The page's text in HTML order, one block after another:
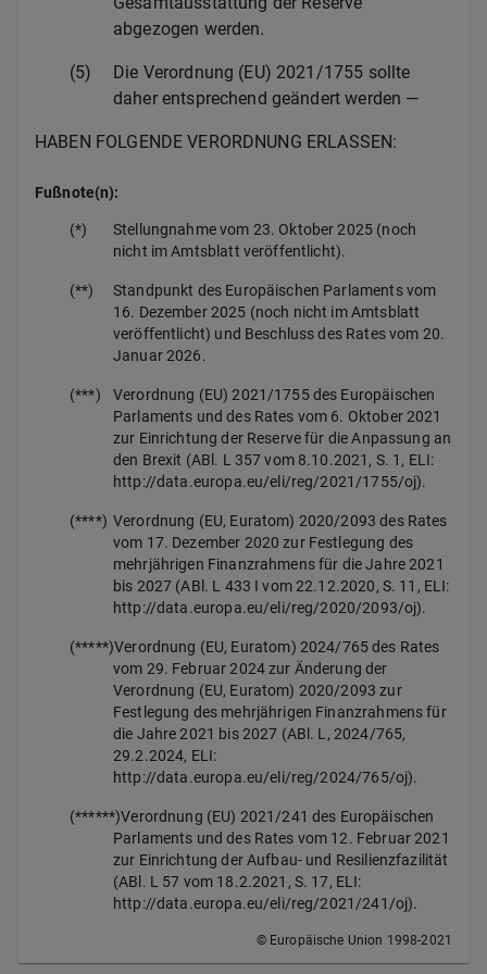
abgezogen werden.
(5)
Die Verordnung (EU) 2021/1755 sollte
daher entsprechend geändert werden —
HABEN FOLGENDE VERORDNUNG ERLASSEN:
Fußnote(n):
(*)
Stellungnahme vom 23. Oktober 2025 (noch
nicht im Amtsblatt veröffentlicht).
(**)
Standpunkt des Europäischen Parlaments vom
16. Dezember 2025 (noch nicht im Amtsblatt
veröffentlicht) und Beschluss des Rates vom 20.
Januar 2026.
(***)
Verordnung (EU) 2021/1755 des Europäischen
Parlaments und des Rates vom 6. Oktober 2021
zur Einrichtung der Reserve für die Anpassung an
den Brexit (ABl. L 357 vom 8.10.2021, S. 1, ELI:
http://data.europa.eu/eli/reg/2021/1755/oj).
(****) Verordnung (EU, Euratom) 2020/2093 des Rates
vom 17. Dezember 2020 zur Festlegung des
mehrjährigen Finanzrahmens für die Jahre 2021
bis 2027 (ABl. L 433 I vom 22.12.2020, S. 11, ELI:
http://data.europa.eu/eli/reg/2020/2093/oj).
(*****)Verordnung (EU, Euratom) 2024/765 des Rates
vom 29. Februar 2024 zur Änderung der
Verordnung (EU, Euratom) 2020/2093 zur
Festlegung des mehrjährigen Finanzrahmens für
die Jahre 2021 bis 2027 (ABl. L, 2024/765,
29.2.2024, ELI:
http://data.europa.eu/eli/reg/2024/765/oj).
(******)Verordnung (EU) 2021/241 des Europäischen
Parlaments und des Rates vom 12. Februar 2021
zur Einrichtung der Aufbau- und Resilienzfazilität
(ABl. L 57 vom 18.2.2021, S. 17, ELI:
http://data.europa.eu/eli/reg/2021/241/oj).
© Europäische Union 1998-2021